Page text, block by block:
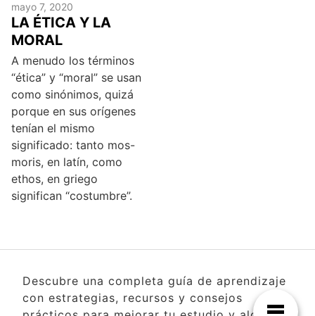
mayo 7, 2020
LA ÉTICA Y LA
MORAL
A menudo los términos
“ética” y “moral” se usan
como sinónimos, quizá
porque en sus orígenes
tenían el mismo
significado: tanto mos-
moris, en latín, como
ethos, en griego
significan “costumbre”.
Descubre una completa guía de aprendizaje
con estrategias, recursos y consejos